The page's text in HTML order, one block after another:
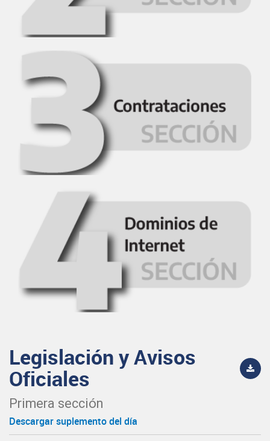
Legislación y Avisos
Oficiales
Primera sección
Descargar suplemento del día